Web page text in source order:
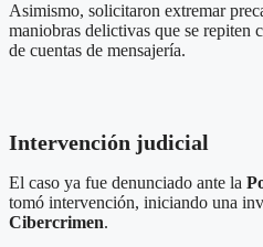
Asimismo, solicitaron extremar
maniobras delictivas que se repiten
de cuentas de mensajería.
Intervención judicial
El caso ya fue denunciado ante la
tomó intervención, iniciando una
Cibercrimen.